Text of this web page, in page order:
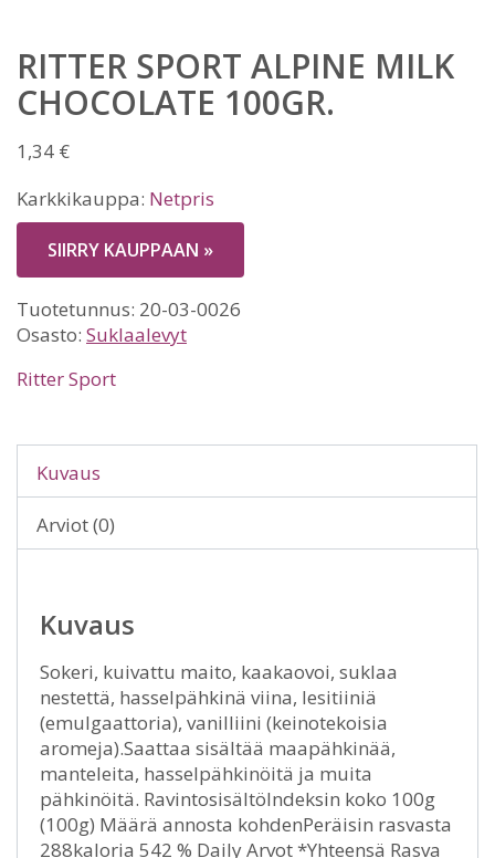
RITTER SPORT ALPINE MILK
CHOCOLATE 100GR.
1,34 €
Karkkikauppa: Netpris
SIIRRY KAUPPAAN »
Tuotetunnus: 20-03-0026
Osasto: Suklaalevyt
Ritter Sport
Kuvaus
Arviot (0)
Kuvaus
Sokeri, kuivattu maito, kaakaovoi, suklaa
nestettä, hasselpähkinä viina, lesitiiniä
(emulgaattoria), vanilliini (keinotekoisia
aromeja).Saattaa sisältää maapähkinää,
manteleita, hasselpähkinöitä ja muita
pähkinöitä. RavintosisältöIndeksin koko 100g
(100g) Määrä annosta kohdenPeräisin rasvasta
288kaloria 542 % Daily Arvot *Yhteensä Rasva